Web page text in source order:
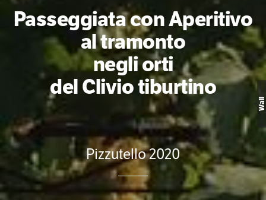
Passeggiata con Aperitivo
al tramonto
negli orti
del Clivio tiburtino
Pizzutello 2020
Wall